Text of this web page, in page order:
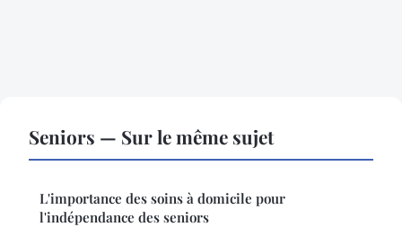
Seniors — Sur le même sujet
L'importance des soins à domicile pour
l'indépendance des seniors